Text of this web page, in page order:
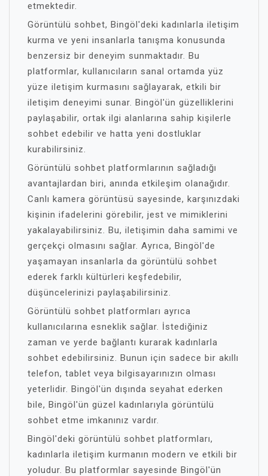
etmektedir.
Görüntülü sohbet, Bingöl'deki kadınlarla iletişim
kurma ve yeni insanlarla tanışma konusunda
benzersiz bir deneyim sunmaktadır. Bu
platformlar, kullanıcıların sanal ortamda yüz
yüze iletişim kurmasını sağlayarak, etkili bir
iletişim deneyimi sunar. Bingöl'ün güzelliklerini
paylaşabilir, ortak ilgi alanlarına sahip kişilerle
sohbet edebilir ve hatta yeni dostluklar
kurabilirsiniz.
Görüntülü sohbet platformlarının sağladığı
avantajlardan biri, anında etkileşim olanağıdır.
Canlı kamera görüntüsü sayesinde, karşınızdaki
kişinin ifadelerini görebilir, jest ve mimiklerini
yakalayabilirsiniz. Bu, iletişimin daha samimi ve
gerçekçi olmasını sağlar. Ayrıca, Bingöl'de
yaşamayan insanlarla da görüntülü sohbet
ederek farklı kültürleri keşfedebilir,
düşüncelerinizi paylaşabilirsiniz.
Görüntülü sohbet platformları ayrıca
kullanıcılarına esneklik sağlar. İstediğiniz
zaman ve yerde bağlantı kurarak kadınlarla
sohbet edebilirsiniz. Bunun için sadece bir akıllı
telefon, tablet veya bilgisayarınızın olması
yeterlidir. Bingöl'ün dışında seyahat ederken
bile, Bingöl'ün güzel kadınlarıyla görüntülü
sohbet etme imkanınız vardır.
Bingöl'deki görüntülü sohbet platformları,
kadınlarla iletişim kurmanın modern ve etkili bir
yoludur. Bu platformlar sayesinde Bingöl'ün